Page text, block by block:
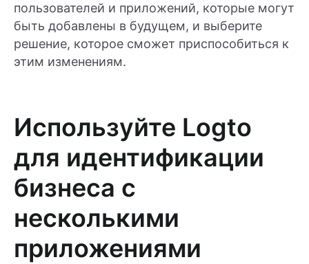
пользователей и приложений, которые могут
быть добавлены в будущем, и выберите
решение, которое сможет приспособиться к
этим изменениям.
Используйте Logto
для идентификации
бизнеса с
несколькими
приложениями